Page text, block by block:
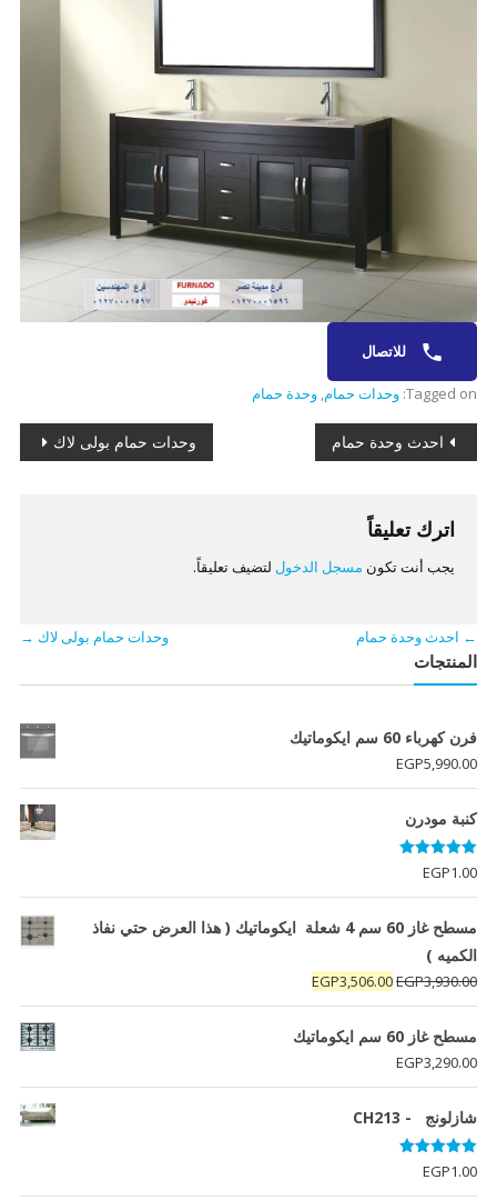
للاتصال
Tagged on: وحدات حمام وحدة حمام
تصفّح
احدث وحدة حمام وحدات حمام بولى لاك
اترك تعليقاً
يجب أنت تكون مسجل الدخول لتضيف تعليقاً.
← احدث وحدة حمام وحدات حمام بولى لاك →
المنتجات
فرن كهرباء 60 سم ايكوماتيك
EGP5,990.00
كنبة مودرن
تم التقييم
5.00
من 5
EGP1.00
مسطح غاز 60 سم 4 شعلة ايكوماتيك ( هذا العرض حتي نفاذ
الكميه )
EGP3,930.00
السعر
الأصلي
هو:
EGP3,506.00
السعر
الحالي
هو:
مسطح غاز 60 سم ايكوماتيك
EGP3,290.00
شازلونج - CH213
تم التقييم
5.00
من 5
EGP1.00